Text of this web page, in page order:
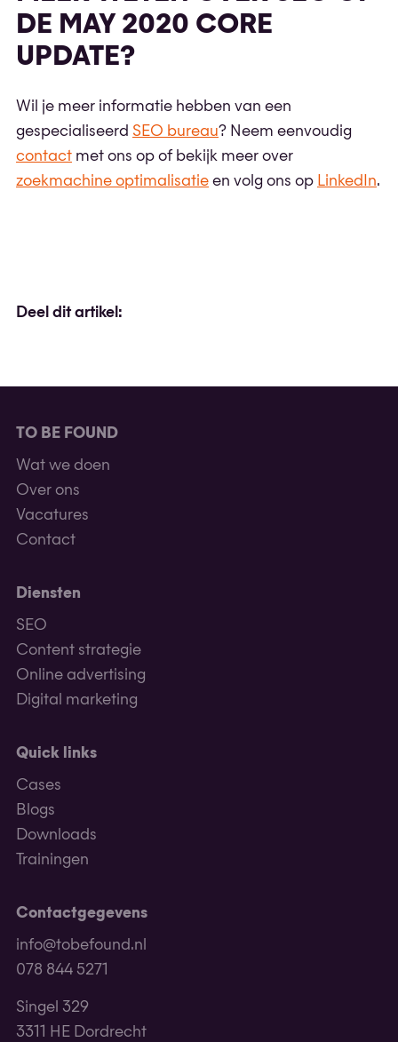
DE MAY 2020 CORE
UPDATE?
Wil je meer informatie hebben van een
gespecialiseerd SEO bureau? Neem eenvoudig
contact met ons op of bekijk meer over
zoekmachine optimalisatie en volg ons op LinkedIn.
Deel dit artikel:
TO BE FOUND
Wat we doen
Over ons
Vacatures
Contact
Diensten
SEO
Content strategie
Online advertising
Digital marketing
Quick links
Cases
Blogs
Downloads
Trainingen
Contactgegevens
info@tobefound.nl
078 844 5271
Singel 329
3311 HE Dordrecht